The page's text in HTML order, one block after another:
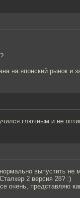
на японский рынок
глючным и не
выпустить
2 версия 28? :)
очень, представляю